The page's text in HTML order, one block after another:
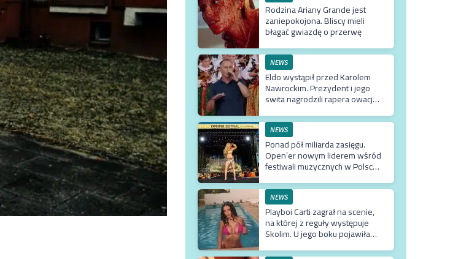
Rodzina Ariany Grande jest
zaniepokojona. Bliscy mieli
błagać gwiazdę o przerwę
NEWS
Eldo wystąpił przed Karolem
Nawrockim. Prezydent i jego
swita nagrodzili rapera owacją
NEWS
Ponad pół miliarda zasięgu.
Open’er nowym liderem wśród
festiwali muzycznych w Polsce.
NEWS
Playboi Carti zagrał na scenie,
na której z reguły występuje
Skolim. U jego boku pojawiła